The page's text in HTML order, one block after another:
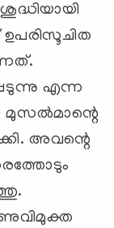
എന്ന
മുസല്‍മാന്റെ
അവന്റെ